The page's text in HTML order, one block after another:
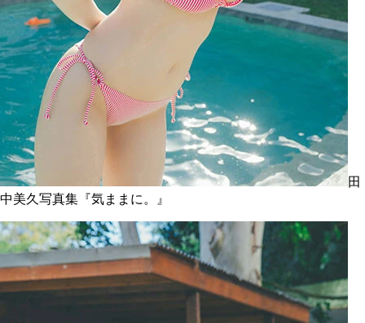
田
中美久写真集『気ままに。』